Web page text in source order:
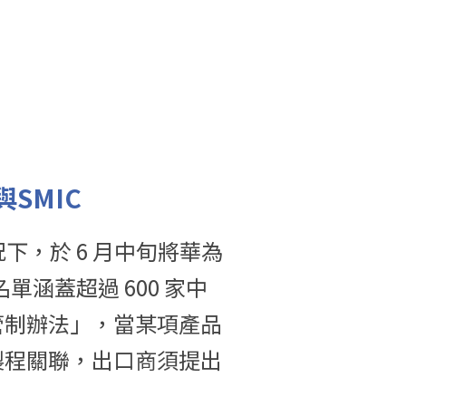
SMIC
，於 6 月中旬將華為
涵蓋超過 600 家中
辦法」，當某項產品
關聯，出口商須提出